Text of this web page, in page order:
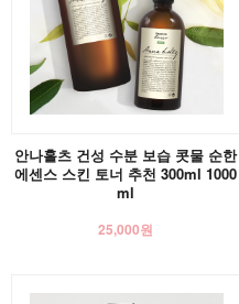
안나홀츠 건성 수분 보습 콧물 순한
에센스 스킨 토너 추천 300ml 1000
ml
25,000원